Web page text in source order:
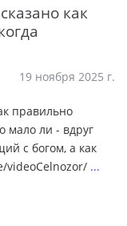
как
19 ноября 2025 г.
правильно
мало ли - вдруг
с богом, а как
videoCelnozor/ ...